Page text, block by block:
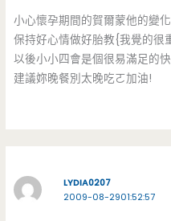
小心懷孕期間的賀爾蒙他的變
保持好心情做好胎教{我覺的很
以後小小四會是個很易滿足的
建議妳晚餐別太晚吃ㄛ加油!
LYDIA0207
2009-08-2901:52:57